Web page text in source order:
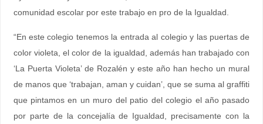
comunidad escolar por este trabajo en pro de la Igualdad.
“En este colegio tenemos la entrada al colegio y las puertas de
color violeta, el color de la igualdad, además han trabajado con
‘La Puerta Violeta’ de Rozalén y este año han hecho un mural
de manos que ‘trabajan, aman y cuidan’, que se suma al graffiti
que pintamos en un muro del patio del colegio el año pasado
por parte de la concejalía de Igualdad, precisamente con la